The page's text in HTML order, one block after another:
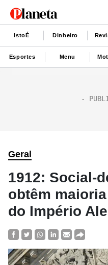
IstoÉ Dinheiro
Esportes Menu
Geral
1912: Social-
obtêm
do Império